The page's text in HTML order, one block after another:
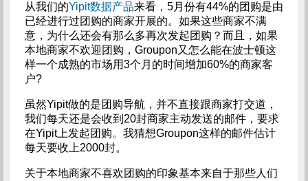
从我们的Yipit数据产品来看，5月份有44%的团购是由
已经进行过团购的商家开展的。如果这些商家不满
意，为什么还会有那么多再次发起团购？而且，如果
本地商家不欢迎团购，Groupon又怎么能在波士顿这
样一个成熟的市场用3个月的时间增加60%的商家客
户?
虽然Yipit做的是团购导航，并不直接跟商家打交道，
我们每天还是会收到20封商家主动发送的邮件，要求
在Yipit上发起团购。我猜想Groupon这样的邮件估计
每天要收上2000封。
关于本地商家不喜欢团购的印象基本来自于那些人们